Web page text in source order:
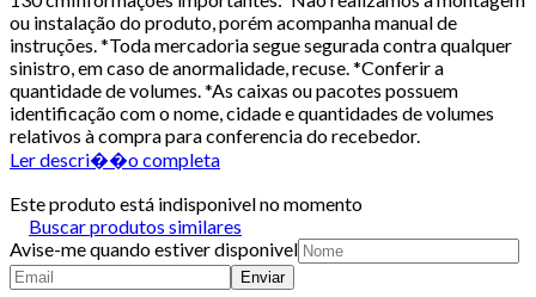
ou instalação do produto, porém acompanha manual de
instruções. *Toda mercadoria segue segurada contra qualquer
sinistro, em caso de anormalidade, recuse. *Conferir a
quantidade de volumes. *As caixas ou pacotes possuem
identificação com o nome, cidade e quantidades de volumes
relativos à compra para conferencia do recebedor.
Ler descri��o completa
Este produto está indisponivel no momento
Buscar produtos similares
Avise-me quando estiver disponivel
Enviar